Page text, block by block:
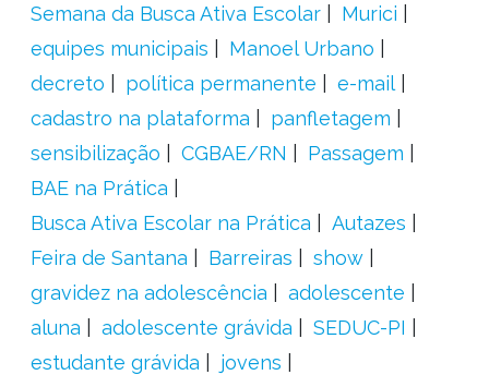
Semana da Busca Ativa Escolar
Murici
equipes municipais
Manoel Urbano
decreto
política permanente
e-mail
cadastro na plataforma
panfletagem
sensibilização
CGBAE/RN
Passagem
BAE na Prática
Busca Ativa Escolar na Prática
Autazes
Feira de Santana
Barreiras
show
gravidez na adolescência
adolescente
aluna
adolescente grávida
SEDUC-PI
estudante grávida
jovens